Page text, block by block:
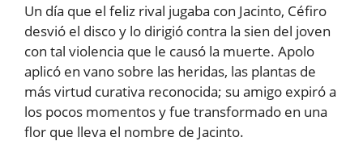
Un día que el feliz rival jugaba con Jacinto, Céfiro
desvió el disco y lo dirigió contra la sien del joven
con tal violencia que le causó la muerte. Apolo
aplicó en vano sobre las heridas, las plantas de
más virtud curativa reconocida; su amigo expiró a
los pocos momentos y fue transformado en una
flor que lleva el nombre de Jacinto.